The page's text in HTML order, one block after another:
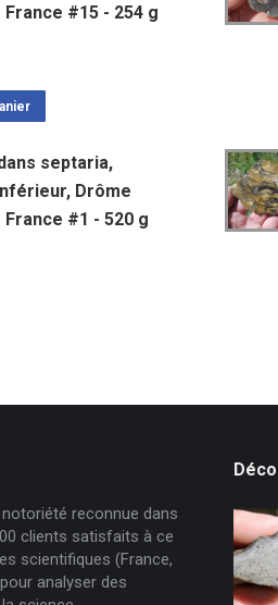
#15 - 254 g
septaria,
Drôme
#1 - 520 g
reconnue dans
clients satisfaits à ce
scientifiques (France,
analyser des